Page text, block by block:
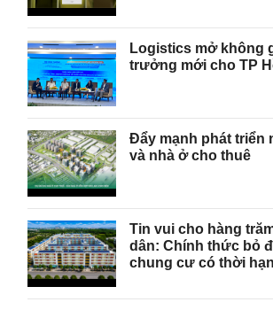
Logistics mở không
trưởng mới cho TP
Đẩy mạnh phát triển
và nhà ở cho thuê
Tin vui cho hàng
dân: Chính thức bỏ
chung cư có thời hạn